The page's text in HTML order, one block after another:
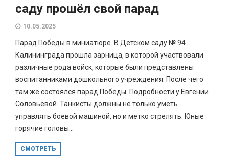
саду прошёл свой парад
10.05.2025
Парад Победы в миниатюре. В Детском саду № 94
Калининграда прошла зарница, в которой участвовали
различные рода войск, которые были представлены
воспитанниками дошкольного учреждения. После чего
там же состоялся парад Победы. Подробности у Евгении
Соловьёвой. Танкисты должны не только уметь
управлять боевой машиной, но и метко стрелять. Юные
горячие головы...
СМОТРЕТЬ